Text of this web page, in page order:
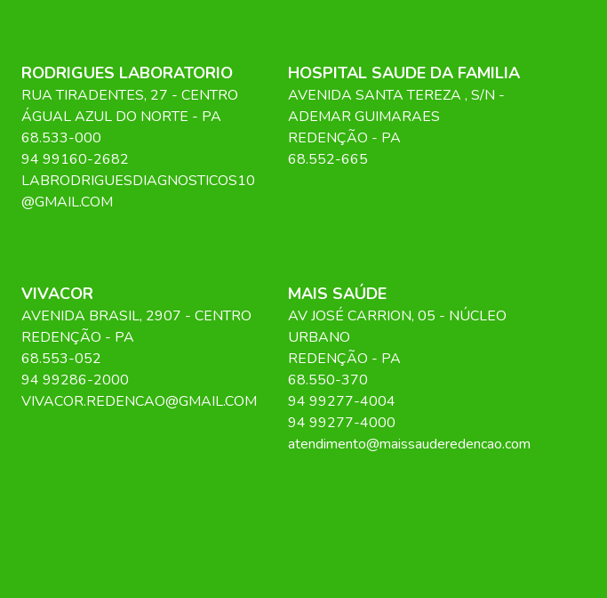
RODRIGUES LABORATORIO
RUA TIRADENTES, 27 - CENTRO
ÁGUAL AZUL DO NORTE - PA
68.533-000
94 99160-2682
LABRODRIGUESDIAGNOSTICOS10
@GMAIL.COM
HOSPITAL SAUDE DA FAMILIA
AVENIDA SANTA TEREZA , S/N -
ADEMAR GUIMARAES
REDENÇÃO - PA
68.552-665
VIVACOR
AVENIDA BRASIL, 2907 - CENTRO
REDENÇÃO - PA
68.553-052
94 99286-2000
VIVACOR.REDENCAO@GMAIL.COM
MAIS SAÚDE
AV JOSÉ CARRION, 05 - NÚCLEO
URBANO
REDENÇÃO - PA
68.550-370
94 99277-4004
94 99277-4000
atendimento@maissauderedencao.com